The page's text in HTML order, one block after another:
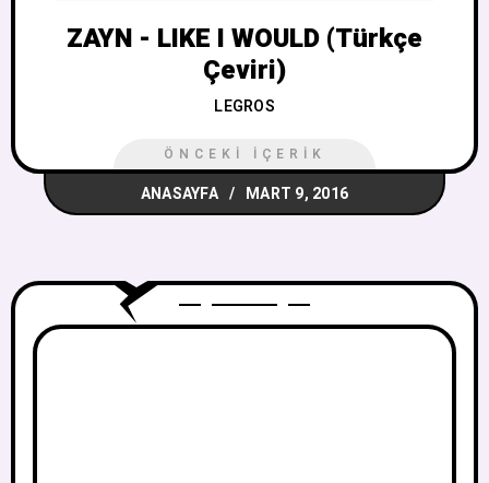
ZAYN - LIKE I WOULD (Türkçe
Çeviri)
LEGROS
ÖNCEKI İÇERIK
ANASAYFA MART 9, 2016